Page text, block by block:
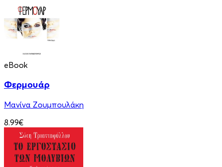
eBook
Φερμουάρ
Μανίνα Ζουμπουλάκη
8.99€